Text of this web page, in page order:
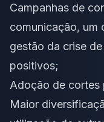
Campanhas de
comunicação, um
gestão da crise
positivos;
Adoção de cortes
Maior